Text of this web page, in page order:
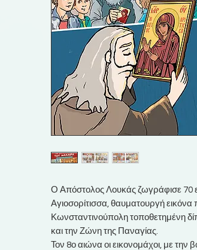
Ο Απόστολος Λουκάς ζωγράφισε 70
Αγιοσορίτισσα, θαυματουργή εικόνα
Κωνσταντινούπολη τοποθετημένη
και την Ζώνη της Παναγίας.
Τον 8ο αιώνα οι εικονομάχοι, με την